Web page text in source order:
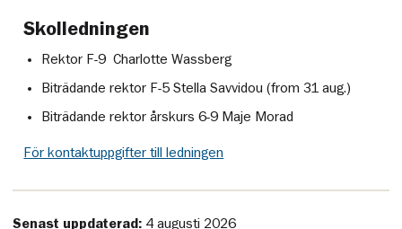
Skolledningen
Rektor F-9 Charlotte Wassberg
Biträdande rektor F-5 Stella Savvidou (from 31 aug.)
Biträdande rektor årskurs 6-9 Maje Morad
För kontaktuppgifter till ledningen
Senast uppdaterad: 4 augusti 2026